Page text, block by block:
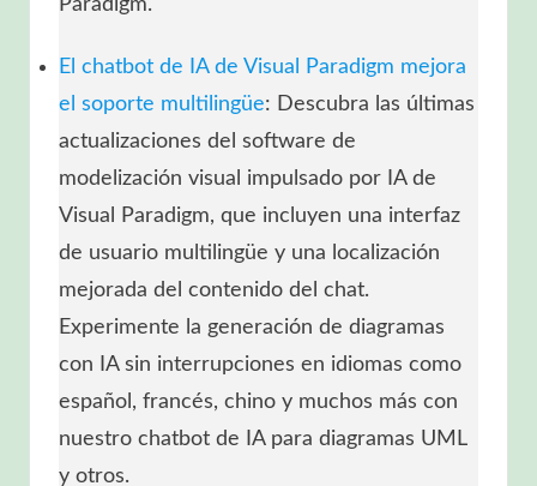
Paradigm.
El chatbot de IA de Visual Paradigm mejora
el soporte multilingüe: Descubra las últimas
actualizaciones del software de
modelización visual impulsado por IA de
Visual Paradigm, que incluyen una interfaz
de usuario multilingüe y una localización
mejorada del contenido del chat.
Experimente la generación de diagramas
con IA sin interrupciones en idiomas como
español, francés, chino y muchos más con
nuestro chatbot de IA para diagramas UML
y otros.